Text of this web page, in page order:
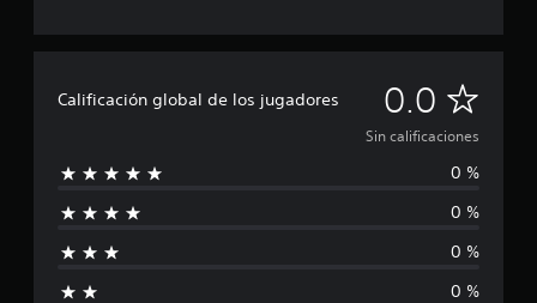
Calificación global de los jugadores 0.0 S
i
n
c
a
Sin calificaciones
0 %
0 %
0 %
0 %